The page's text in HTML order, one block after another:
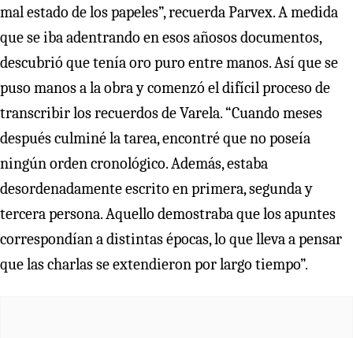
mal estado de los papeles”, recuerda Parvex. A medida
que se iba adentrando en esos añosos documentos,
descubrió que tenía oro puro entre manos. Así que se
puso manos a la obra y comenzó el difícil proceso de
transcribir los recuerdos de Varela. “Cuando meses
después culminé la tarea, encontré que no poseía
ningún orden cronológico. Además, estaba
desordenadamente escrito en primera, segunda y
tercera persona. Aquello demostraba que los apuntes
correspondían a distintas épocas, lo que lleva a pensar
que las charlas se extendieron por largo tiempo”.